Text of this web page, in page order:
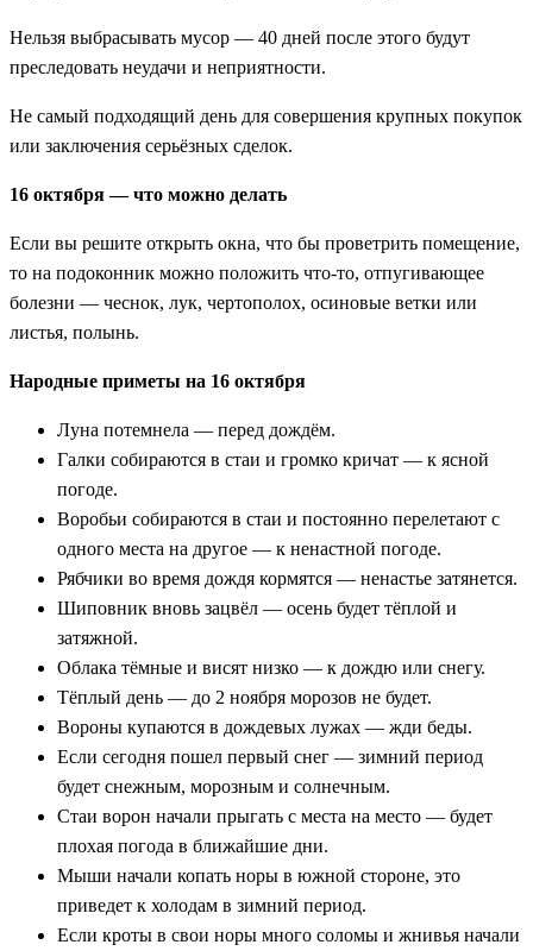
Нельзя выбрасывать мусор — 40 дней после этого будут
преследовать неудачи и неприятности.
Не самый подходящий день для совершения крупных покупок
или заключения серьёзных сделок.
16 октября — что можно делать
Если вы решите открыть окна, что бы проветрить помещение,
то на подоконник можно положить что-то, отпугивающее
болезни — чеснок, лук, чертополох, осиновые ветки или
листья, полынь.
Народные приметы на 16 октября
Луна потемнела — перед дождём.
Галки собираются в стаи и громко кричат — к ясной
погоде.
Воробьи собираются в стаи и постоянно перелетают с
одного места на другое — к ненастной погоде.
Рябчики во время дождя кормятся — ненастье затянется.
Шиповник вновь зацвёл — осень будет тёплой и
затяжной.
Облака тёмные и висят низко — к дождю или снегу.
Тёплый день — до 2 ноября морозов не будет.
Вороны купаются в дождевых лужах — жди беды.
Если сегодня пошел первый снег — зимний период
будет снежным, морозным и солнечным.
Стаи ворон начали прыгать с места на место — будет
плохая погода в ближайшие дни.
Мыши начали копать норы в южной стороне, это
приведет к холодам в зимний период.
Если кроты в свои норы много соломы и жнивья начали